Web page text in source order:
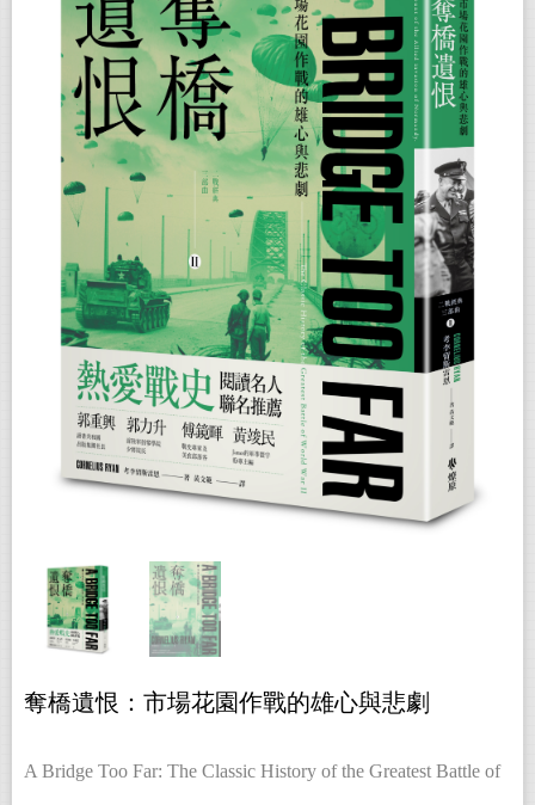
奪橋遺恨：市場花園作戰的雄心與悲劇
A Bridge Too Far: The Classic History of the Greatest Battle of